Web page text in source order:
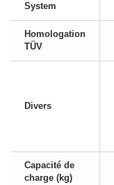
System
Homologation
TÜV
Divers
Capacité de
charge (kg)